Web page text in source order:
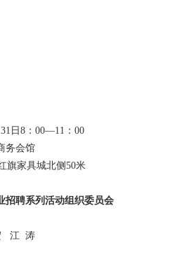
日8：00—11：00
务会馆
家具城北侧50米
招聘系列活动组织委员会
江 涛